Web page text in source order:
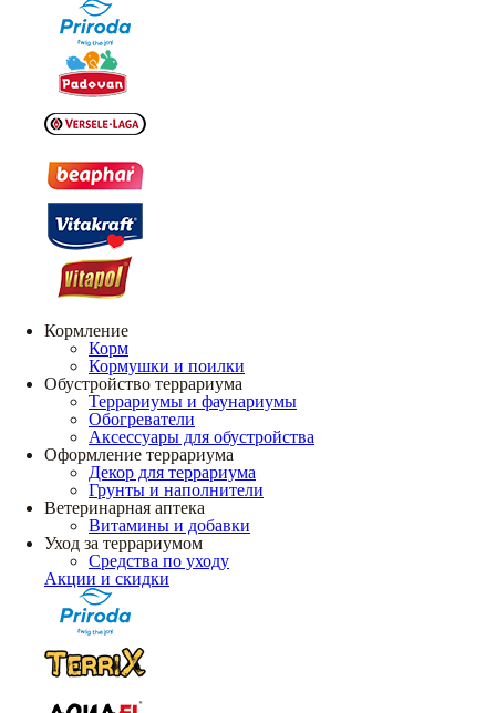
Кормление
Корм
Кормушки и поилки
Обустройство террариума
Террариумы и фаунариумы
Обогреватели
Аксессуары для обустройства
Оформление террариума
Декор для террариума
Грунты и наполнители
Ветеринарная аптека
Витамины и добавки
Уход за террариумом
Средства по уходу
Акции и скидки